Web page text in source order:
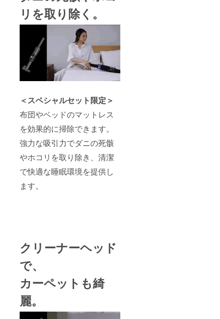
リを取り除く。
＜スペシャルセット限定＞
布団やベッドのマットレス
を効果的に掃除できます。
強力な吸引力でダニの死骸
やホコリを取り除き、清潔
で快適な睡眠環境を提供し
ます。
クリーナーヘッド
で、
カーペットも綺
麗。